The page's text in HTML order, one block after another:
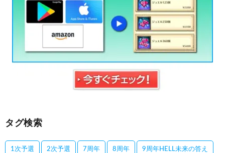
タグ検索
1次予選 2次予選 7周年 8周年 9周年HELL未来の答え